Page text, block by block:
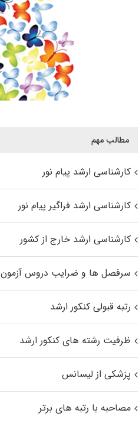
مطالب مهم
کارشناسی ارشد پیام نور
کارشناسی ارشد فراگیر پیام نور
کارشناسی ارشد خارج از کشور
سرفصل ها و ضرایب دروس آزمون
رتبه قبولی کنکور ارشد
ظرفیت رشته های کنکور ارشد
پزشکی از لیسانس
مصاحبه با رتبه های برتر